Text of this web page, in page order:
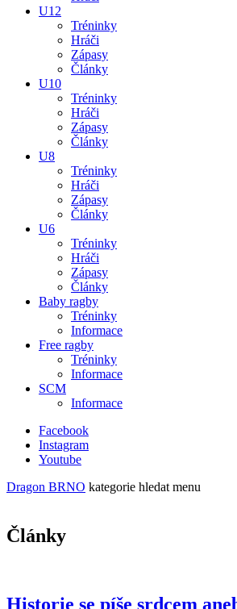
U12
Tréninky
Hráči
Zápasy
Články
U10
Tréninky
Hráči
Zápasy
Články
U8
Tréninky
Hráči
Zápasy
Články
U6
Tréninky
Hráči
Zápasy
Články
Baby ragby
Tréninky
Informace
Free ragby
Tréninky
Informace
SCM
Informace
Facebook
Instagram
Youtube
Dragon BRNO kategorie hledat menu
Články
Historie se píše srdcem